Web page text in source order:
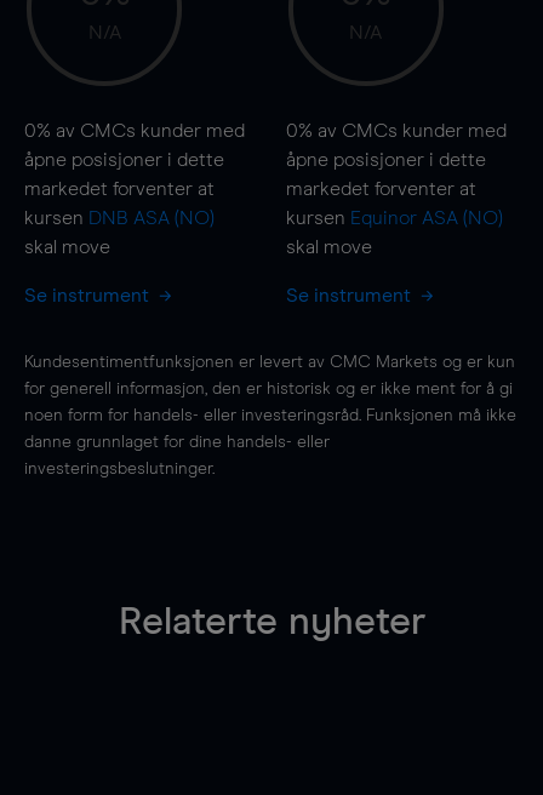
N/A
0% av CMCs kunder med
åpne posisjoner i dette
markedet forventer at
kursen DNB ASA (NO)
skal move
Se instrument
N/A
0% av CMCs kunder med
åpne posisjoner i dette
markedet forventer at
kursen Equinor ASA (NO)
skal move
Se instrument
Kundesentimentfunksjonen er levert av CMC Markets og er kun
for generell informasjon, den er historisk og er ikke ment for å gi
noen form for handels- eller investeringsråd. Funksjonen må ikke
danne grunnlaget for dine handels- eller
investeringsbeslutninger.
Relaterte nyheter